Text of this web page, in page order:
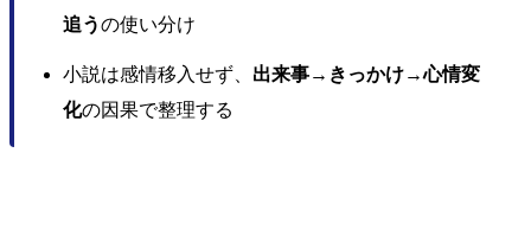
追うの使い分け
小説は感情移入せず、 出来事→きっかけ→心情変
化の因果で整理する